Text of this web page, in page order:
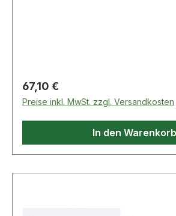
Regulärer Preis:
67,10 €
Preise inkl. MwSt. zzgl. Versandkosten
In den Warenkorb